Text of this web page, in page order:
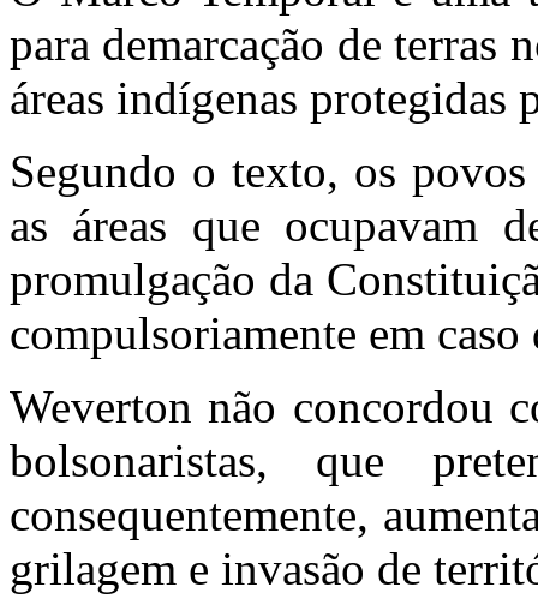
para demarcação de terras
áreas indígenas protegidas
Segundo o texto, os
as áreas que ocupavam
promulgação da
compulsoriamente em
Weverton não concordou
bolsonaristas, que
consequentemente,
grilagem e invasão de